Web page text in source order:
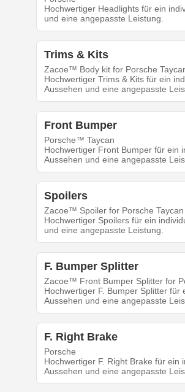
Hochwertiger Headlights für ein
und eine angepasste Leistung.
Trims & Kits
Zacoe™ Body kit for Porsche
Hochwertiger Trims & Kits für ein
Aussehen und eine angepasste
Front Bumper
Porsche™ Taycan
Hochwertiger Front Bumper für ein
Aussehen und eine angepasste
Spoilers
Zacoe™ Spoiler for Porsche Taycan
Hochwertiger Spoilers für ein
und eine angepasste Leistung.
F. Bumper Splitter
Zacoe™ Front Bumper Splitter for
Hochwertiger F. Bumper Splitter für
Aussehen und eine angepasste
F. Right Brake
Porsche
Hochwertiger F. Right Brake für ein
Aussehen und eine angepasste